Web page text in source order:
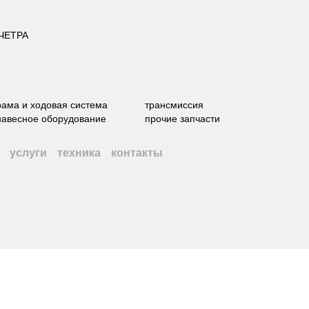
и ходовая система
трансмиссия
оборудование
прочие запчасти
услуги техника контакты